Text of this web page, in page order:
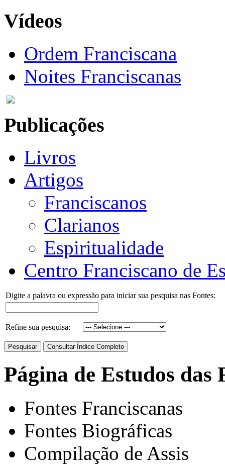
Vídeos
Ordem Franciscana
Noites Franciscanas
Publicações
Livros
Artigos
Franciscanos
Clarianos
Espiritualidade
Centro Franciscano de
Digite a palavra ou expressão para iniciar sua pesquisa nas Fontes:
Refine sua pesquisa:
Página de Estudos das
Fontes Franciscanas
Fontes Biográficas
Compilação de Assis